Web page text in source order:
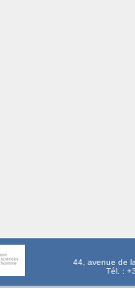
44, avenue de
Tél. :